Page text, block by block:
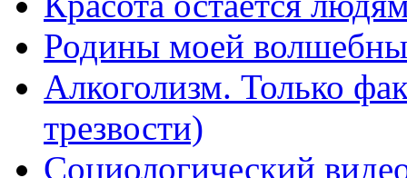
Родины моей
Алкоголизм. Только
трезвости)
Социологический